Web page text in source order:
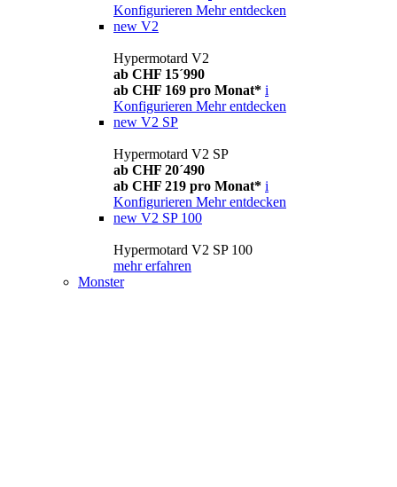
Konfigurieren Mehr entdecken
new V2
Hypermotard V2
ab CHF 15´990
ab CHF 169 pro Monat* i
Konfigurieren Mehr entdecken
new V2 SP
Hypermotard V2 SP
ab CHF 20´490
ab CHF 219 pro Monat* i
Konfigurieren Mehr entdecken
new V2 SP 100
Hypermotard V2 SP 100
mehr erfahren
Monster